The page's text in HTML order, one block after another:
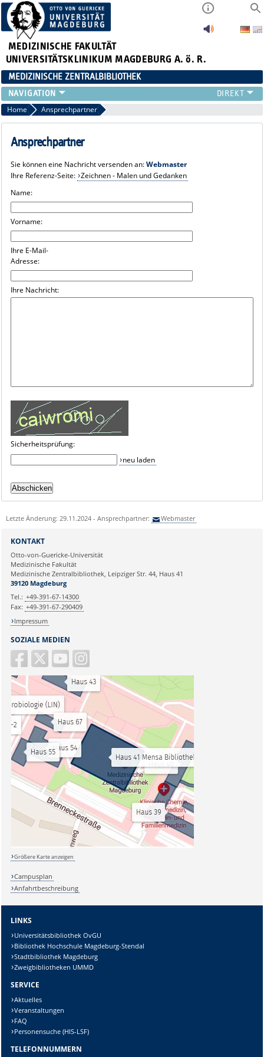
MEDIZINISCHE FAKULTÄT
UNIVERSITÄTSKLINIKUM MAGDEBURG A. ö. R.
MEDIZINISCHE ZENTRALBIBLIOTHEK
LITERATURSUCHE
SERVICE
INFORMATIONSKOMPETENZ
PUBLIZIEREN
SUCHE A-Z
Home Ansprechpartner
Ansprechpartner
Sie können eine Nachricht versenden an:Webmaster
Ihre Referenz-Seite: Zeichnen - Malen und Gedanken
Name:
Vorname:
Ihre E-Mail-
Adresse:
Ihre Nachricht:
Sicherheitsprüfung:
neu laden
Letzte Änderung: 29.11.2024 - Ansprechpartner: Webmaster
SOZIALE MEDIEN
KONTAKT
Otto-von-Guericke-Universität
Medizinische Fakultät
Medizinische Zentralbibliothek, Leipziger Str. 44, Haus 41
39120 Magdeburg
Tel.: +49-391-67-14300
Fax: +49-391-67-290409
Impressum
Größere Karte anzeigen
Campusplan
Anfahrtbeschreibung
LINKS
Universitätsbibliothek OvGU
Bibliothek Hochschule Magdeburg-Stendal
Stadtbibliothek Magdeburg
Zweigbibliotheken UMMD
SERVICE
Aktuelles
Veranstaltungen
FAQ
Personensuche (HIS-LSF)
TELEFONNUMMERN